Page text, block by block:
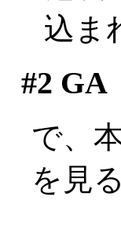
込ま
#2 GA
で、
を見